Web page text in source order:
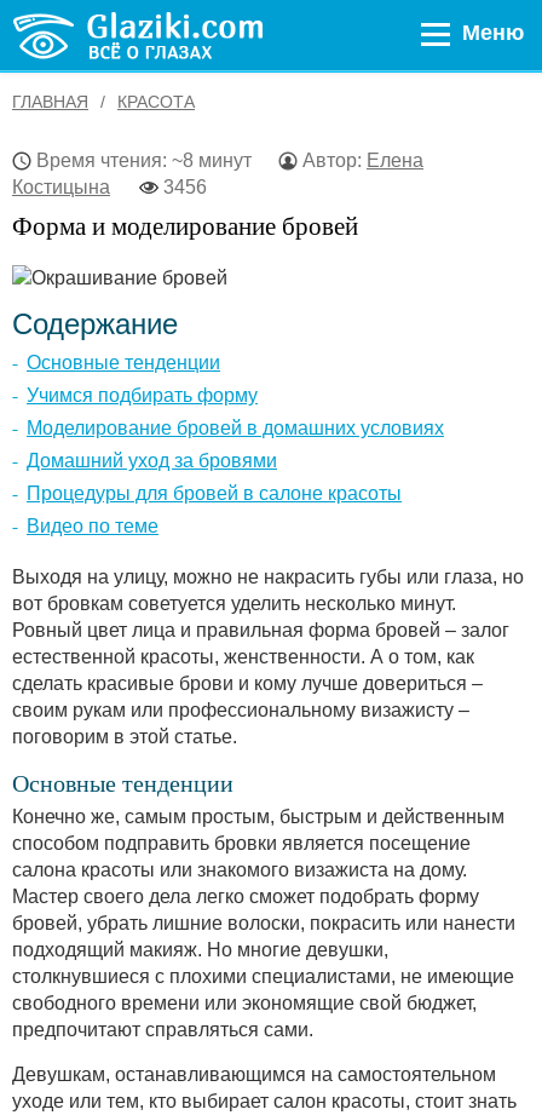
Меню
ГЛАВНАЯ КРАСОТА
Время чтения: ~8 минут Автор: Елена
Костицына
3456
Форма и моделирование бровей
Содержание
Основные тенденции
Учимся подбирать форму
Моделирование бровей в домашних условиях
Домашний уход за бровями
Процедуры для бровей в салоне красоты
Видео по теме
Выходя на улицу, можно не накрасить губы или глаза, но
вот бровкам советуется уделить несколько минут.
Ровный цвет лица и правильная форма бровей – залог
естественной красоты, женственности. А о том, как
сделать красивые брови и кому лучше довериться –
своим рукам или профессиональному визажисту –
поговорим в этой статье.
Основные тенденции
Конечно же, самым простым, быстрым и действенным
способом подправить бровки является посещение
салона красоты или знакомого визажиста на дому.
Мастер своего дела легко сможет подобрать форму
бровей, убрать лишние волоски, покрасить или нанести
подходящий макияж. Но многие девушки,
столкнувшиеся с плохими специалистами, не имеющие
свободного времени или экономящие свой бюджет,
предпочитают справляться сами.
Девушкам, останавливающимся на самостоятельном
уходе или тем, кто выбирает салон красоты, стоит знать